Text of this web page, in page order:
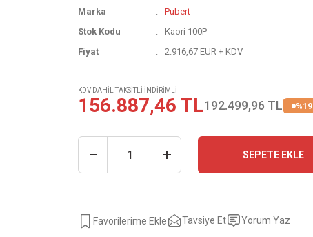
Marka
Pubert
Stok Kodu
Kaori 100P
Fiyat
2.916,67 EUR + KDV
KDV DAHİL TAKSİTLİ İNDİRİMLİ
156.887,46 TL192.499,96 TL %19
SEPETE EKLE
Tavsiye Et Yorum Yaz